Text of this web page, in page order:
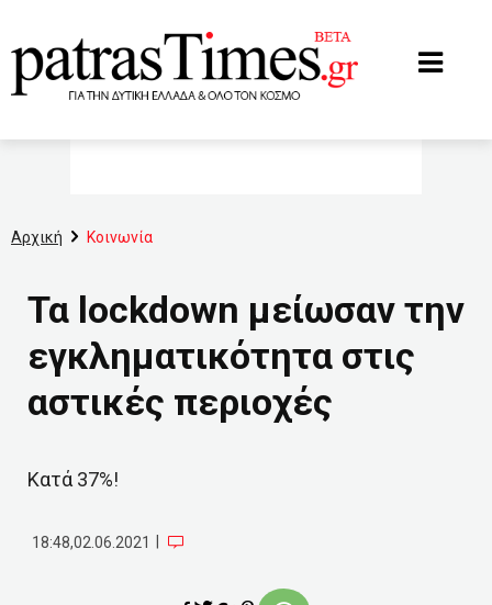
Αρχική Κοινωνία
Τα lockdown μείωσαν την
εγκληματικότητα στις
αστικές περιοχές
Κατά 37%!
18:48,02.06.2021